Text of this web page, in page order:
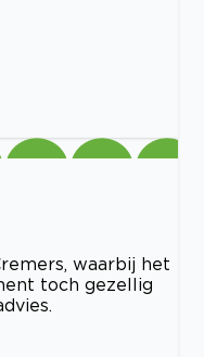
waarbij het
toch gezellig